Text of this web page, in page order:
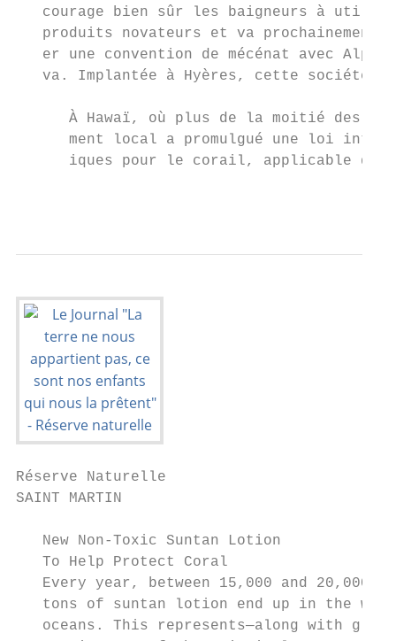
courage bien sûr les baigneurs à
produits novateurs et va prochainement
er une convention de mécénat avec
va. Implantée à Hyères, cette société a
À Hawaï, où plus de la moitié des
ment local a promulgué une loi
iques pour le corail, applicable dès
Réserve Naturelle
SAINT MARTIN
   New Non-Toxic Suntan Lotion
   To Help Protect Coral
Every year, between 15,000 and 20,000
tons of suntan lotion end up in the
oceans. This represents—along with